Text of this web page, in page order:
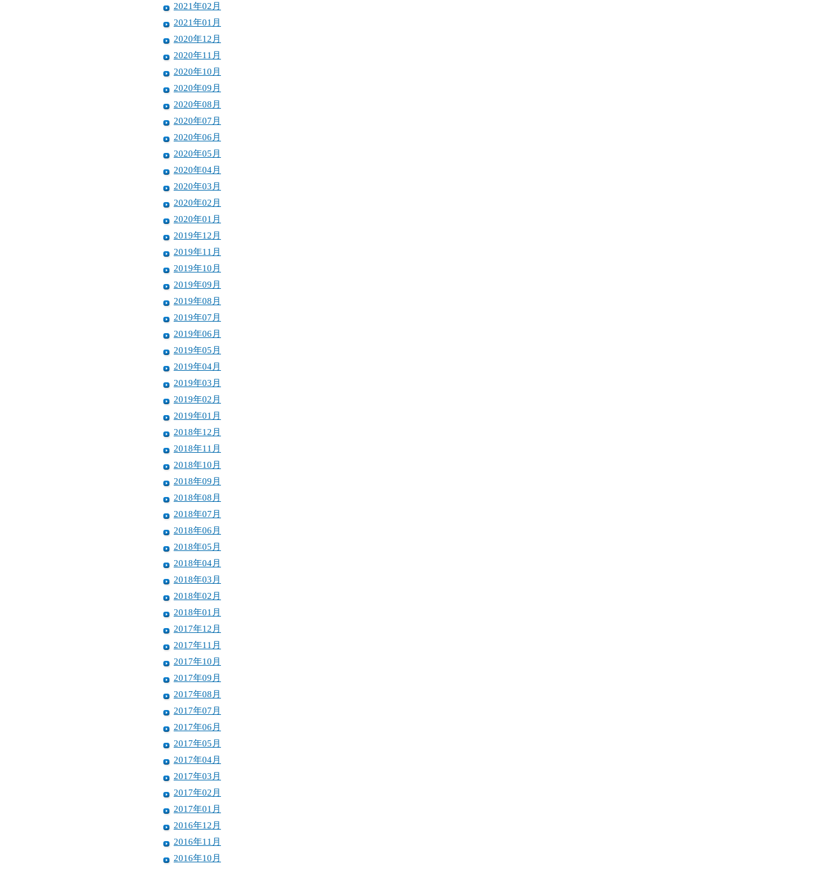
2021年02月
2021年01月
2020年12月
2020年11月
2020年10月
2020年09月
2020年08月
2020年07月
2020年06月
2020年05月
2020年04月
2020年03月
2020年02月
2020年01月
2019年12月
2019年11月
2019年10月
2019年09月
2019年08月
2019年07月
2019年06月
2019年05月
2019年04月
2019年03月
2019年02月
2019年01月
2018年12月
2018年11月
2018年10月
2018年09月
2018年08月
2018年07月
2018年06月
2018年05月
2018年04月
2018年03月
2018年02月
2018年01月
2017年12月
2017年11月
2017年10月
2017年09月
2017年08月
2017年07月
2017年06月
2017年05月
2017年04月
2017年03月
2017年02月
2017年01月
2016年12月
2016年11月
2016年10月